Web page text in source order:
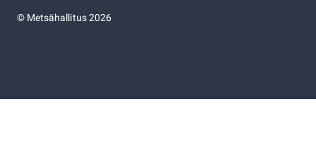
©Metsähallitus 2026